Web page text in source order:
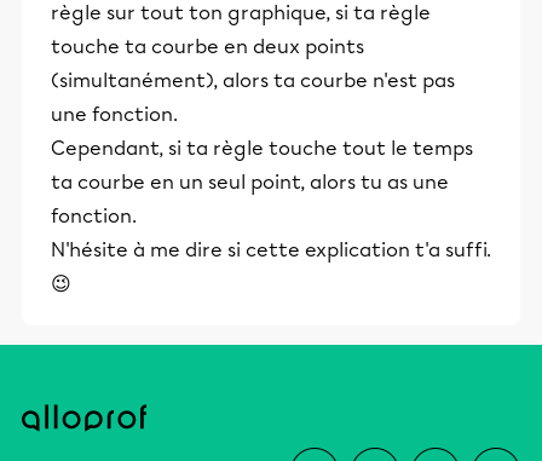
règle sur tout ton graphique, si ta règle
touche ta courbe en deux points
(simultanément), alors ta courbe n'est pas
une fonction.
Cependant, si ta règle touche tout le temps
ta courbe en un seul point, alors tu as une
fonction.
N'hésite à me dire si cette explication t'a suffi.
😉